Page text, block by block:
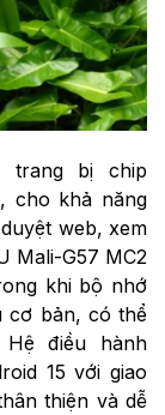
trang bị chip
cho khả năng
web, xem
Mali-G57 MC2
khi bộ nhớ
cơ bản, có thể
điều hành
15 với giao
thiện và dễ